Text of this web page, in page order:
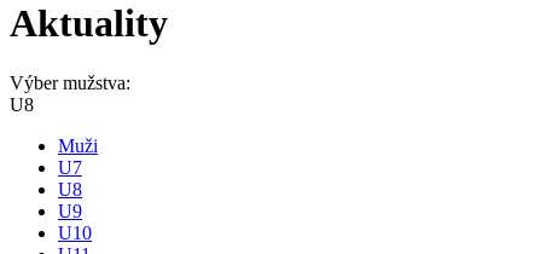
Aktuality
Výber mužstva:
U8
Muži
U7
U8
U9
U10